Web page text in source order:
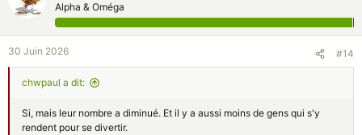
Alpha & Oméga
30 Juin 2026 #14
chwpaul a dit:
Si, mais leur nombre a diminué. Et il y a aussi moins de gens qui s'y
rendent pour se divertir.